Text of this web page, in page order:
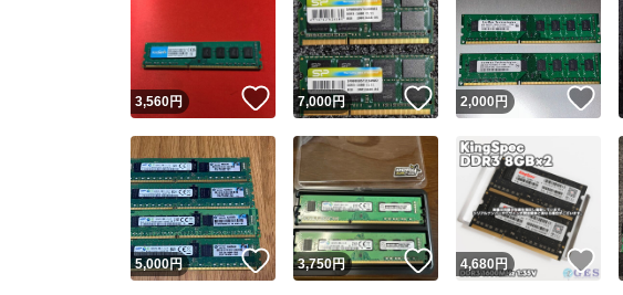
3,560円 いいね！
7,000円 いいね！
2,000円
5,000円 いいね！
3,750円 いいね！
4,680 円